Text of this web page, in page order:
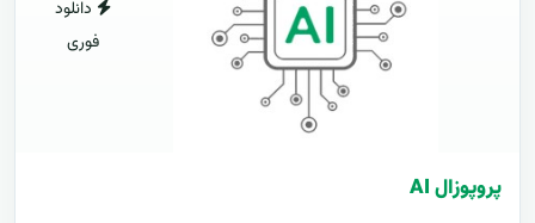
دانلود
فوری
پروپوزال AI